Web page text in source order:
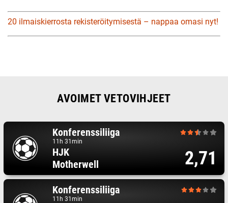
20 ilmaiskierrosta rekisteröitymisestä – nappaa omasi nyt!
AVOIMET VETOVIHJEET
Konferenssiliiga
11h 31min
HJK
Motherwell
2,71
Konferenssiliiga
11h 31min